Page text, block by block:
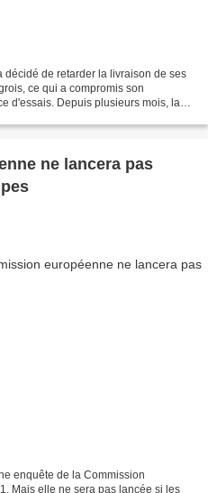
décidé de retarder la livraison de ses
ce qui a compromis son
d'essais. Depuis plusieurs mois, la
ne lancera pas
enquête de la Commission
Mais elle ne sera pas lancée si les